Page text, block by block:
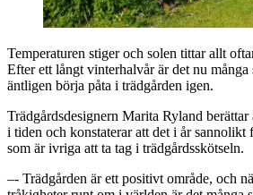
Temperaturen stiger och solen tittar allt
Efter ett långt vinterhalvår är det nu många
äntligen börja påta i trädgården igen.
Trädgårdsdesignern Marita Ryland
i tiden och konstaterar att det i år sannolikt
som är ivriga att ta tag i trädgårdsskötseln.
–- Trädgården är ett positivt område, och